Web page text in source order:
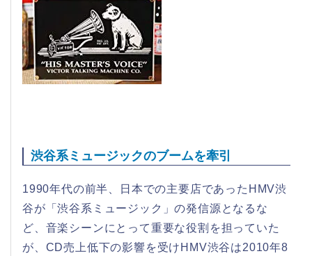
渋谷系ミュージックのブームを牽引
1990年代の前半、日本での主要店であったHMV渋
谷が「渋谷系ミュージック」の発信源となるな
ど、音楽シーンにとって重要な役割を担っていた
が、CD売上低下の影響を受けHMV渋谷は2010年8